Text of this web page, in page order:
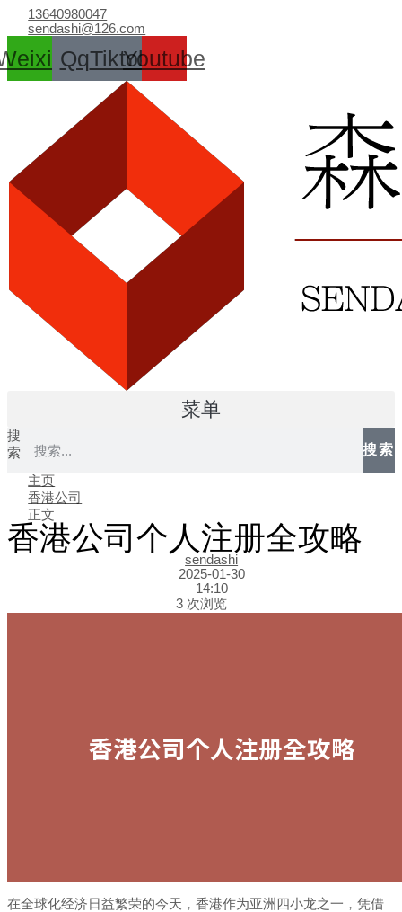
容
13640980047
sendashi@126.com
QqTiktokYoutube
菜单
搜
索
搜索
主页
香港公司
正文
香港公司个人注册全攻略
sendashi
2025-01-30
14:10
3 次浏览
在全球化经济日益繁荣的今天，香港作为亚洲四小龙之一，凭借